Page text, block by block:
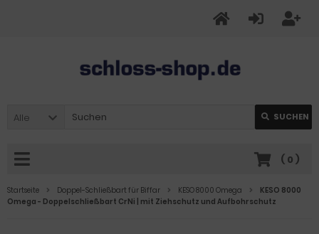
Alle SUCHEN
( 0 )
Startseite Doppel-Schließbart für Biffar KESO 8000 Omega
KESO 8000
Omega - Doppelschließbart CrNi | mit Ziehschutz und Aufbohrschutz